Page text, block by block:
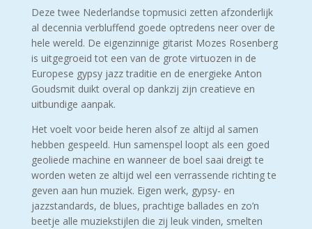
Deze twee Nederlandse topmusici zetten afzonderlijk
al decennia verbluffend goede optredens neer over de
hele wereld. De eigenzinnige gitarist Mozes Rosenberg
is uitgegroeid tot een van de grote virtuozen in de
Europese gypsy jazz traditie en de energieke Anton
Goudsmit duikt overal op dankzij zijn creatieve en
uitbundige aanpak.
Het voelt voor beide heren alsof ze altijd al samen
hebben gespeeld. Hun samenspel loopt als een goed
geoliede machine en wanneer de boel saai dreigt te
worden weten ze altijd wel een verrassende richting te
geven aan hun muziek. Eigen werk, gypsy- en
jazzstandards, de blues, prachtige ballades en zo’n
beetje alle muziekstijlen die zij leuk vinden, smelten